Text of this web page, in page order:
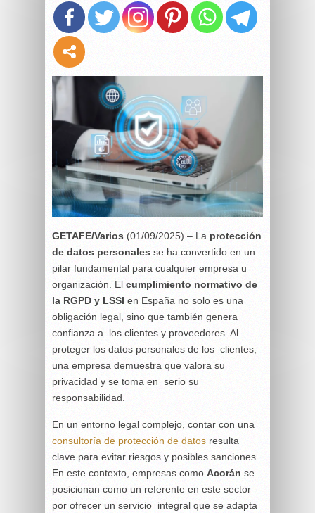
GETAFE/Varios (01/09/2025) – La protección
de datos personales se ha convertido en un
pilar fundamental para cualquier empresa u
organización. El cumplimiento normativo de
la RGPD y LSSI en España no solo es una
obligación legal, sino que también genera
confianza a los clientes y proveedores. Al
proteger los datos personales de los clientes,
una empresa demuestra que valora su
privacidad y se toma en serio su
responsabilidad.
En un entorno legal complejo, contar con una
consultoría de protección de datos resulta
clave para evitar riesgos y posibles sanciones.
En este contexto, empresas como Acorán se
posicionan como un referente en este sector
por ofrecer un servicio integral que se adapta